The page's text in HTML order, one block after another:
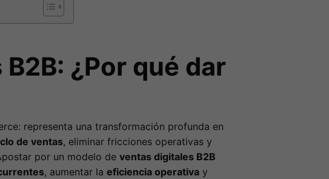
¿Por qué dar
representa una transformación profunda en
de ventas, eliminar fricciones operativas y
por un modelo de ventas digitales B2B
, aumentar la eficiencia operativay